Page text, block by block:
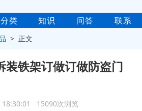
分类 知识 问答 联系
> 正文
装铁架订做订做防盗门
18:30:01 15090次浏览